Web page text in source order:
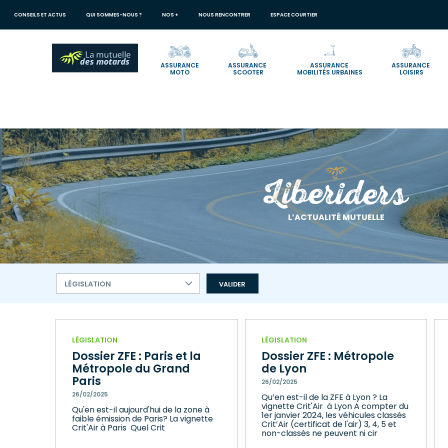
principal
CONSEILS ET ACTUS QUI SOMMES-NOUS ? NOS + NOUS RENCONTRER ESPACE COURTIER
ASSURANCE
MOTO
ASSURANCE
SCOOTER
ASSURANCE
MOBILITÉS URBAINES
ASSURANCE
LOISIRS
L’ACTUALITÉ MUTUELLE
LÉGISLATION
LÉGISLATION
Dossier ZFE : Paris et la
Métropole du Grand
Paris
26/02/2025
Qu'en est-il aujourd'hui de la zone à
faible émission de Paris? La vignette
Crit'Air à Paris Quel Crit
LÉGISLATION
Dossier ZFE : Métropole
de Lyon
26/02/2025
Qu’en est-il de la ZFE à Lyon ? La
vignette Crit'Air à Lyon A compter du
1er janvier 2024, les véhicules classés
Crit’Air (certificat de l'air) 3, 4, 5 et
non-classés ne peuvent ni cir